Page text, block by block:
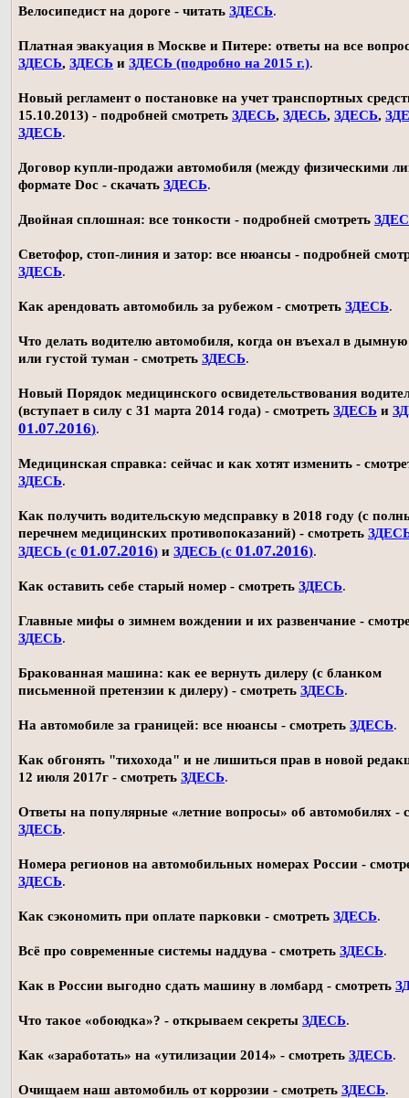
Велосипедист на дороге - читать ЗДЕСЬ.
Платная эвакуация в Москве и Питере: ответы на все
ЗДЕСЬ, ЗДЕСЬ и ЗДЕСЬ (подробно на 2015 г.).
Новый регламент о постановке на учет транспортных
15.10.2013) - подробней смотреть ЗДЕСЬ, ЗДЕСЬ, ЗДЕСЬ,
ЗДЕСЬ.
Договор купли-продажи автомобиля (между физическими
формате Doc - скачать ЗДЕСЬ.
Двойная сплошная: все тонкости - подробней смотреть
Светофор, стоп-линия и затор: все нюансы - подробней
ЗДЕСЬ.
Как арендовать автомобиль за рубежом - смотреть ЗДЕСЬ.
Что делать водителю автомобиля, когда он въехал в дымную
или густой туман - смотреть ЗДЕСЬ.
Новый Порядок медицинского освидетельствования
(вступает в силу с 31 марта 2014 года) - смотреть ЗДЕСЬ и
01.07.2016).
Медицинская справка: сейчас и как хотят изменить -
ЗДЕСЬ.
Как получить водительскую медсправку в 2018 году (с
перечнем медицинских противопоказаний) - смотреть
ЗДЕСЬ (с 01.07.2016) и ЗДЕСЬ (с 01.07.2016).
Как оставить себе старый номер - смотреть ЗДЕСЬ.
Главные мифы о зимнем вождении и их развенчание -
ЗДЕСЬ.
Бракованная машина: как ее вернуть дилеру (с бланком
письменной претензии к дилеру) - смотреть ЗДЕСЬ.
На автомобиле за границей: все нюансы - смотреть ЗДЕСЬ.
Как обгонять "тихохода" и не лишиться прав в новой
12 июля 2017г - смотреть ЗДЕСЬ.
Ответы на популярные «летние вопросы» об автомобилях -
ЗДЕСЬ.
Номера регионов на автомобильных номерах России -
ЗДЕСЬ.
Как сэкономить при оплате парковки - смотреть ЗДЕСЬ.
Всё про современные системы наддува - смотреть ЗДЕСЬ.
Как в России выгодно сдать машину в ломбард - смотреть
Что такое «обоюдка»? - открываем секреты ЗДЕСЬ.
Как «заработать» на «утилизации 2014» - смотреть ЗДЕСЬ.
Очищаем наш автомобиль от коррозии - смотреть ЗДЕСЬ.